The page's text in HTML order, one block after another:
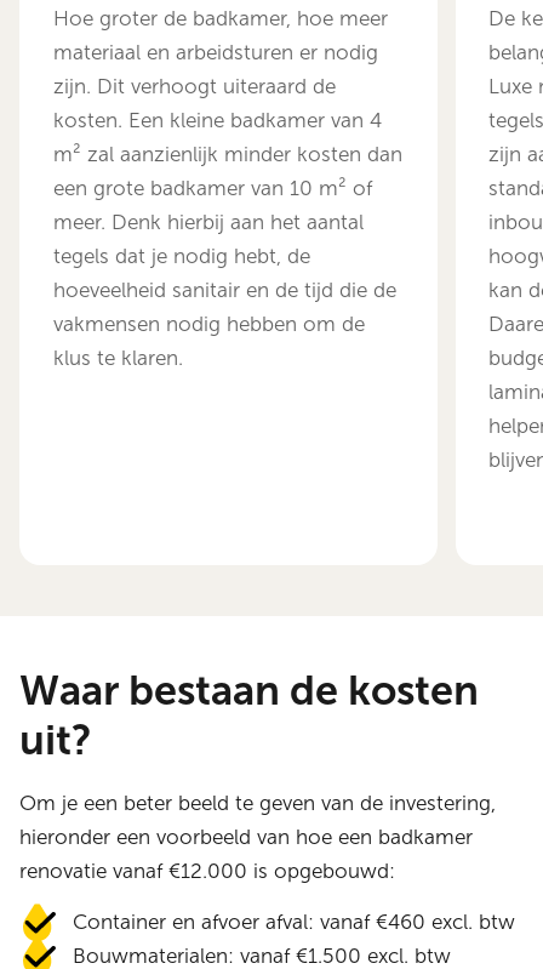
Hoe groter de badkamer, hoe meer
materiaal en arbeidsturen er nodig
zijn. Dit verhoogt uiteraard de
kosten. Een kleine badkamer van 4
m² zal aanzienlijk minder kosten dan
een grote badkamer van 10 m² of
meer. Denk hierbij aan het aantal
tegels dat je nodig hebt, de
hoeveelheid sanitair en de tijd die de
vakmensen nodig hebben om de
klus te klaren.
De
Luxe
zijn
kan
Waar bestaan de kosten
uit?
Om je een beter beeld te geven van de investering,
hieronder een voorbeeld van hoe een badkamer
renovatie vanaf €12.000 is opgebouwd:
Container en afvoer afval: vanaf €460 excl. btw
Bouwmaterialen: vanaf €1.500 excl. btw